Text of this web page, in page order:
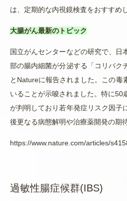
は、定期的な内視鏡検査をおすすめ
大腸がん最新のトピック
国立がんセンターなどの研究で、日
部の腸内細菌が分泌する「コリバク
とNatureに報告されました。この毒
いることが示唆されました。特に50
が判明しており若年発症リスク因子
後更なる病態解明や治療薬開発の期
https://www.nature.com/articles/
過敏性腸症候群(IBS)